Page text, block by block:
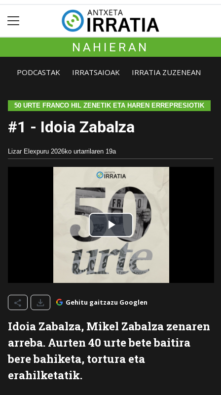
NAHIERAN
PODCASTAK IRRATSAIOAK IRRATIA ZUZENEAN
50 URTE FRANCO HIL ZENETIK ETA HAREN ERREPRESIOTIK
#1 - Idoia Zabalza
Lizar Elexpuru 2026ko urtarrilaren 19a
Gehitu gaitzazu Googlen
Idoia Zabalza, Mikel Zabalza zenaren
arreba. Aurten 40 urte bete baitira
bere bahiketa, tortura eta
erahilketatik.